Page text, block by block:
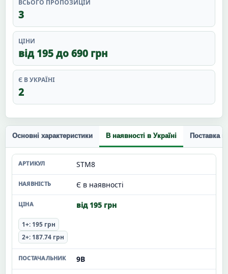
ВСЬОГО ПРОПОЗИЦІЙ
3
ЦІНИ
від 195 до 690 грн
Є В УКРАЇНІ
2
Основні характеристики В наявності в Україні Поставка
STM8
Є в наявності
від 195 грн
1+: 195 грн
2+: 187.74 грн
9В